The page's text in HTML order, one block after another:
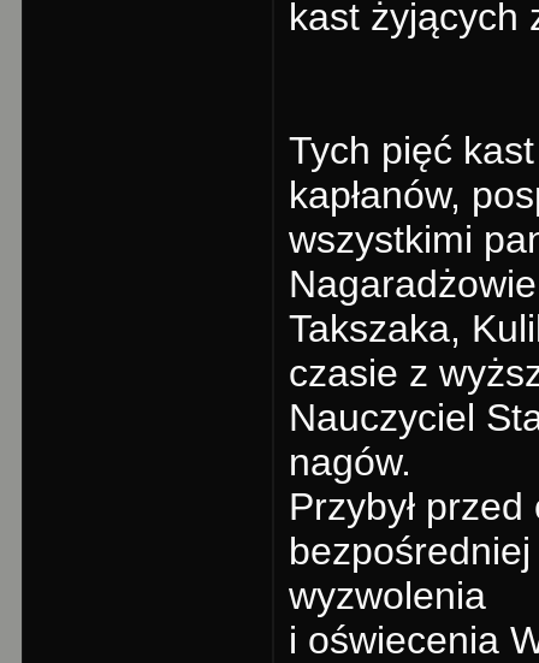
kast żyjących
Tych pięć
kapłanów,
wszystkimi
Takszaka,
czasie z
Nauczyciel
nagów.
Przybył
wyzwolenia
i oświecenia